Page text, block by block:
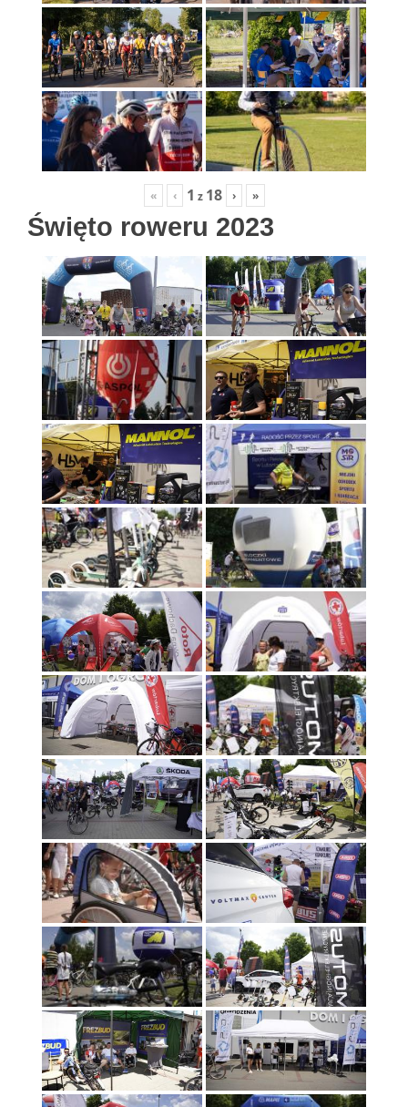
« ‹ 1 z 18 › »
Święto roweru 2023